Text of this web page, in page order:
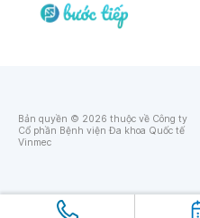
Bản quyền © 2026 thuộc về Công ty
Cổ phần Bệnh viện Đa khoa Quốc tế
Vinmec